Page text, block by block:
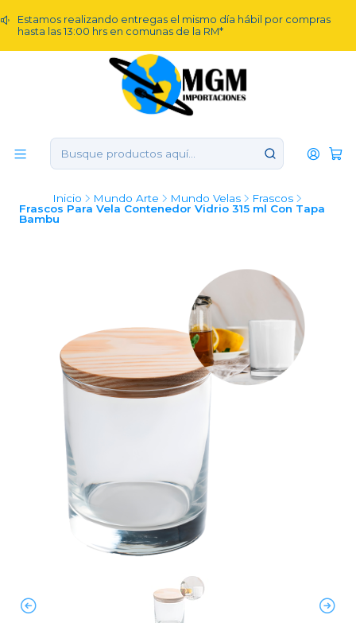
Estamos realizando entregas el mismo día hábil por compras
hasta las 13:00 hrs en comunas de la RM*
Inicio Mundo Arte Mundo Velas
Frascos
Frascos Para Vela Contenedor Vidrio 315 ml Con Tapa
Bambu